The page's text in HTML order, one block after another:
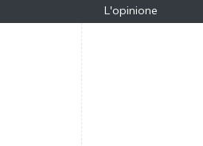
L'opinione